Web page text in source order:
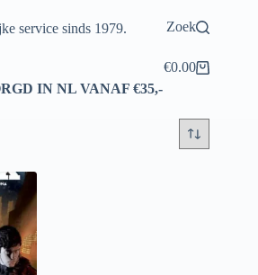
service sinds 1979. Zoek
Winkelwagen
€0.00
IN NL VANAF €35,-